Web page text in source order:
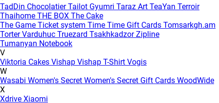
TadDin ChocolatierTailot Gyumri Taraz Art TeaYan Terroir
Thaihome THE BOX The Cake
The Game Ticket system Time Time Gift Cards Tomsarkgh.am
Torter Varduhuc Truezard Tsakhkadzor Zipline
Tumanyan Notebook
V
Viktoria Cakes Vishap Vishap T-Shirt Vogis
W
Wasabi Women's Secret Women's Secret Gift Cards WoodWide
X
Xdrive Xiaomi